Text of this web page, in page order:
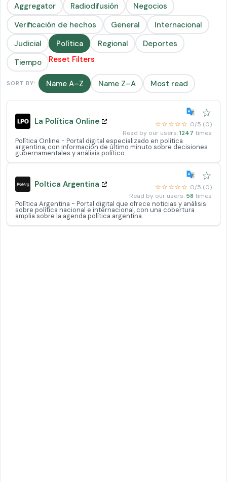
Aggregator Radiodifusión
Negocios
Verificación de hechos
General
Internacional
Judicial
Política Regional
Deportes
Tiempo
Reset Filters
SORT BY: Name A–Z Name Z–A Most read
La Política Online
☆
☆☆☆☆☆ 0/5 (0)
Read by our users:1247 times
Política Online - Portal digital especializado en política
argentina, con información de último minuto sobre decisiones
gubernamentales y análisis político.
Poltica Argentina
☆
☆☆☆☆☆ 0/5 (0)
Read by our users: 58 times
Política Argentina - Portal digital que ofrece noticias y análisis
sobre política nacional e internacional, con una cobertura
amplia sobre la agenda política argentina.